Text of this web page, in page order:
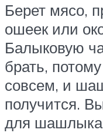
Берет мясо,
ошеек или
Балыковую
брать,
совсем, и
получится.
для шашлыка